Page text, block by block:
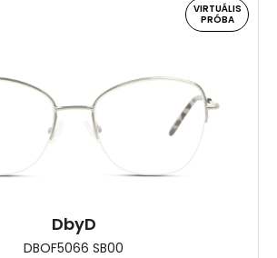
VIRTUÁLIS
PRÓBA
DbyD
DBOF5066 SB00